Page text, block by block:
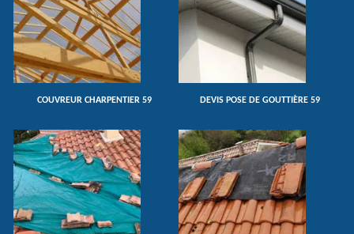
COUVREUR CHARPENTIER 59 DEVIS POSE DE GOUTTIÈRE 59